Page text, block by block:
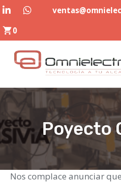
Saltar
contenido
0
Poyecto
Nos complace anunciar